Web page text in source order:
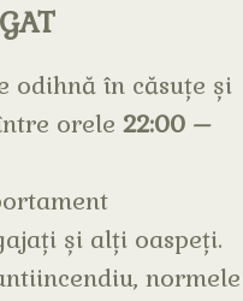
odihnă în căsuțe și
orele 22:00 –
și alți oaspeți.
normele